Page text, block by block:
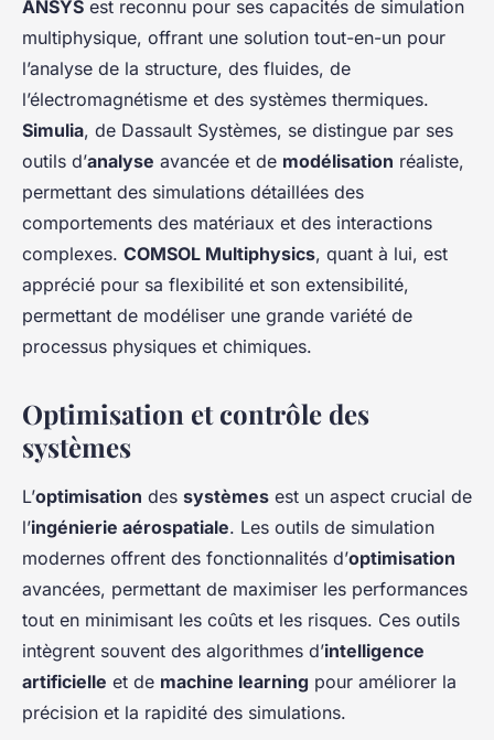
ANSYS est reconnu pour ses capacités de simulation
multiphysique, offrant une solution tout-en-un pour
l’analyse de la structure, des fluides, de
l’électromagnétisme et des systèmes thermiques.
Simulia, de Dassault Systèmes, se distingue par ses
outils d’analyse avancée et de modélisation réaliste,
permettant des simulations détaillées des
comportements des matériaux et des interactions
complexes. COMSOL Multiphysics, quant à lui, est
apprécié pour sa flexibilité et son extensibilité,
permettant de modéliser une grande variété de
processus physiques et chimiques.
Optimisation et contrôle des
systèmes
L’optimisation des systèmes est un aspect crucial de
l’ingénierie aérospatiale. Les outils de simulation
modernes offrent des fonctionnalités d’optimisation
avancées, permettant de maximiser les performances
tout en minimisant les coûts et les risques. Ces outils
intègrent souvent des algorithmes d’intelligence
artificielle et de machine learning pour améliorer la
précision et la rapidité des simulations.